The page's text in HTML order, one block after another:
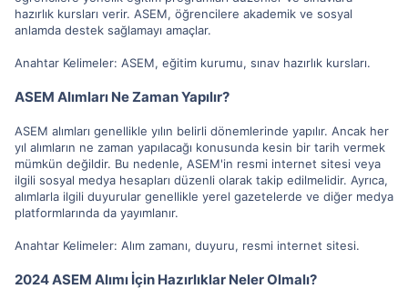
hazırlık kursları verir. ASEM, öğrencilere akademik ve sosyal
anlamda destek sağlamayı amaçlar.
Anahtar Kelimeler: ASEM, eğitim kurumu, sınav hazırlık kursları.
ASEM Alımları Ne Zaman Yapılır?
ASEM alımları genellikle yılın belirli dönemlerinde yapılır. Ancak her
yıl alımların ne zaman yapılacağı konusunda kesin bir tarih vermek
mümkün değildir. Bu nedenle, ASEM'in resmi internet sitesi veya
ilgili sosyal medya hesapları düzenli olarak takip edilmelidir. Ayrıca,
alımlarla ilgili duyurular genellikle yerel gazetelerde ve diğer medya
platformlarında da yayımlanır.
Anahtar Kelimeler: Alım zamanı, duyuru, resmi internet sitesi.
2024 ASEM Alımı İçin Hazırlıklar Neler Olmalı?